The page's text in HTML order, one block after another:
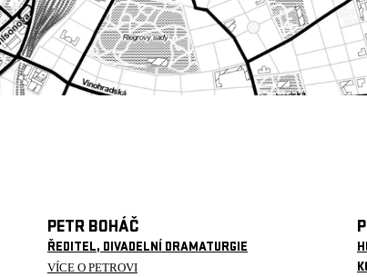
PETR BOHÁČ
ŘEDITEL, DIVADELNÍ DRAMATURGIE
VÍCE O PETROVI